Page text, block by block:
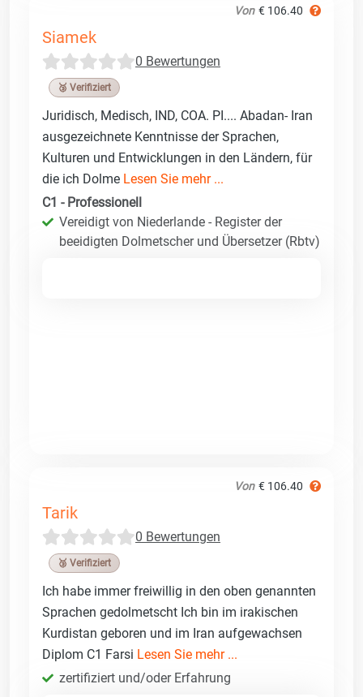
Von € 106.40
Siamek
0 Bewertungen
🥉 Verifiziert
Juridisch, Medisch, IND, COA. PI.... Abadan- Iran
ausgezeichnete Kenntnisse der Sprachen,
Kulturen und Entwicklungen in den Ländern, für
die ich Dolme Lesen Sie mehr ...
C1 - Professionell
Vereidigt von Niederlande - Register der
beeidigten Dolmetscher und Übersetzer (Rbtv)
Von € 106.40
Tarik
0 Bewertungen
🥉 Verifiziert
Ich habe immer freiwillig in den oben genannten
Sprachen gedolmetscht Ich bin im irakischen
Kurdistan geboren und im Iran aufgewachsen
Diplom C1 Farsi Lesen Sie mehr ...
zertifiziert und/oder Erfahrung